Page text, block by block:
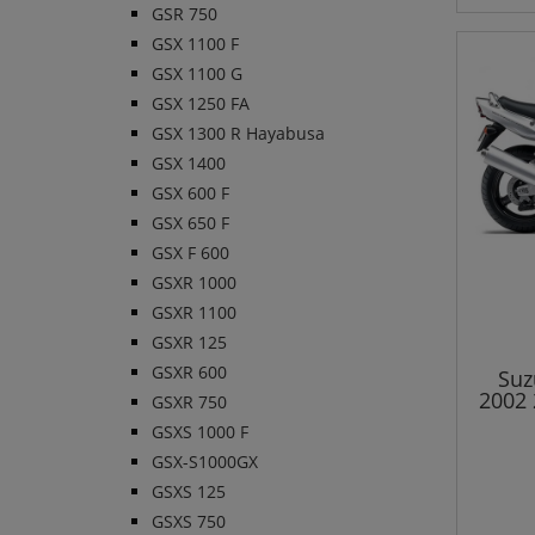
GSR 750
GSX 1100 F
GSX 1100 G
GSX 1250 FA
GSX 1300 R Hayabusa
GSX 1400
GSX 600 F
GSX 650 F
GSX F 600
GSXR 1000
GSXR 1100
GSXR 125
GSXR 600
GSXR 750
GSXS 1000 F
GSX-S1000GX
GSXS 125
GSXS 750
2002